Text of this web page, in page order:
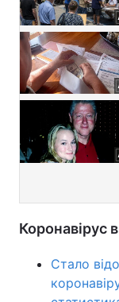
Коронавірус
Стало